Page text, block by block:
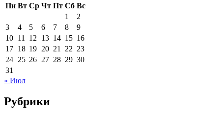
Пн Вт Ср Чт Пт Сб Вс
1
2
3
4 5 6 7 8
9
10 11 12 13 14 15 16
17 18 19 20 21 22 23
24 25 26 27 28 29 30
31
« Июл
Рубрики